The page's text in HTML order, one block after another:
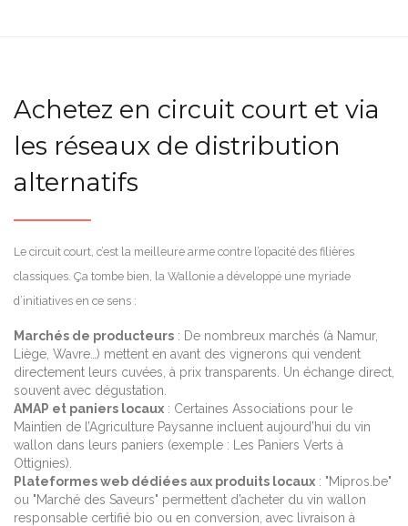
Achetez en circuit court et via
les réseaux de distribution
alternatifs
Le circuit court, c’est la meilleure arme contre l’opacité des filières
classiques. Ça tombe bien, la Wallonie a développé une myriade
d’initiatives en ce sens :
Marchés de producteurs : De nombreux marchés (à Namur,
Liège, Wavre…) mettent en avant des vignerons qui vendent
directement leurs cuvées, à prix transparents. Un échange direct,
souvent avec dégustation.
AMAP et paniers locaux : Certaines Associations pour le
Maintien de l’Agriculture Paysanne incluent aujourd’hui du vin
wallon dans leurs paniers (exemple : Les Paniers Verts à
Ottignies).
Plateformes web dédiées aux produits locaux : "Mipros.be"
ou "Marché des Saveurs" permettent d’acheter du vin wallon
responsable certifié bio ou en conversion, avec livraison à